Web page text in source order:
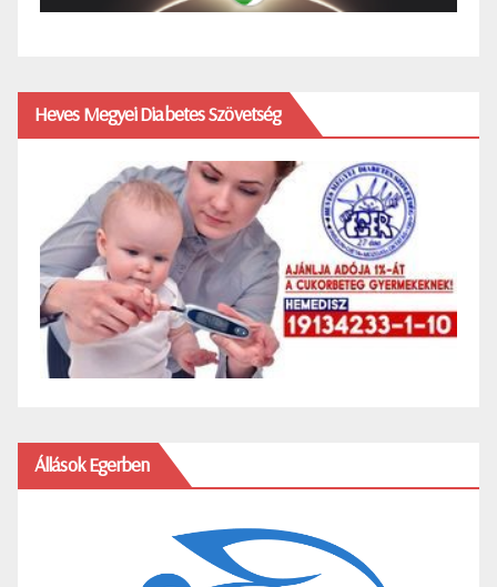
Heves Megyei Diabetes Szövetség
Állások Egerben